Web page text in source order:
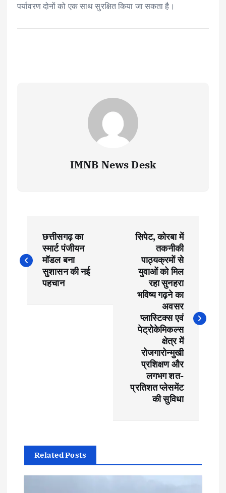
पर्यावरण दोनों को एक साथ सुरक्षित किया जा सकता है।
IMNB News Desk
o
a
t
छत्तीसगढ़ का
स्मार्ट पंजीयन
मॉडल बना
सुशासन की नई
पहचान
सिपेट, कोरबा में
तकनीकी
पाठ्यक्रमों से
युवाओं को मिल
रहा सुनहरा
भविष्य गढ़ने का
अवसर
प्लास्टिक्स एवं
पेट्रोकेमिकल्स
क्षेत्र में
रोजगारोन्मुखी
प्रशिक्षण और
लगभग शत-
प्रतिशत प्लेसमेंट
की सुविधा
Related Posts